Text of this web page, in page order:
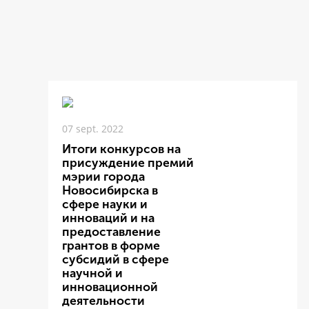
07 sept. 2022
Итоги конкурсов на
присуждение премий
мэрии города
Новосибирска в
сфере науки и
инноваций и на
предоставление
грантов в форме
субсидий в сфере
научной и
инновационной
деятельности